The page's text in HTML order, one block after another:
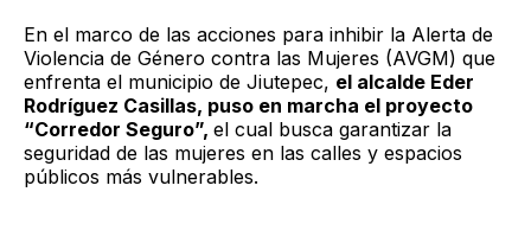
En el marco de las acciones para inhibir la Alerta de
Violencia de Género contra las Mujeres (AVGM) que
enfrenta el municipio de Jiutepec, el alcalde Eder
Rodríguez Casillas, puso en marcha el proyecto
“Corredor Seguro”, el cual busca garantizar la
seguridad de las mujeres en las calles y espacios
públicos más vulnerables.